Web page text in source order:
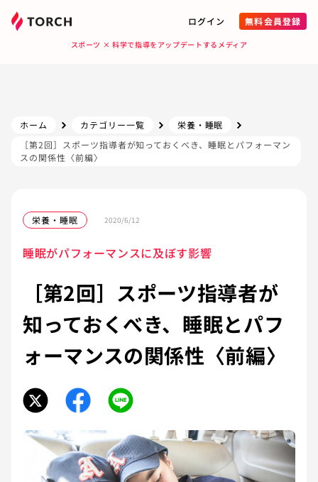
ログイン 無料会員登録
スポーツ × 科学で指導をアップデートするメディア
ホーム カテゴリー一覧
栄養・睡眠
［第2回］スポーツ指導者が知っておくべき、睡眠とパフォーマン
スの関係性〈前編〉
栄養・睡眠 2020/6/12
睡眠がパフォーマンスに及ぼす影響
［第2回］スポーツ指導者が
知っておくべき、睡眠とパフ
ォーマンスの関係性〈前編〉